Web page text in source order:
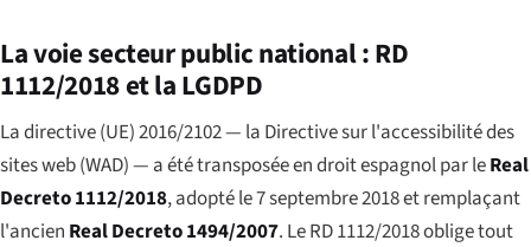
La voie secteur public national : RD
1112/2018 et la LGDPD
La directive (UE) 2016/2102 — la Directive sur l'accessibilité des
sites web (WAD) — a été transposée en droit espagnol par leReal
Decreto 1112/2018, adopté le 7 septembre 2018 et remplaçant
l'ancien Real Decreto 1494/2007. Le RD 1112/2018 oblige tout